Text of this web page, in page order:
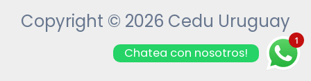
Copyright © 2026 Cedu Uruguay
1
Chatea con nosotros!